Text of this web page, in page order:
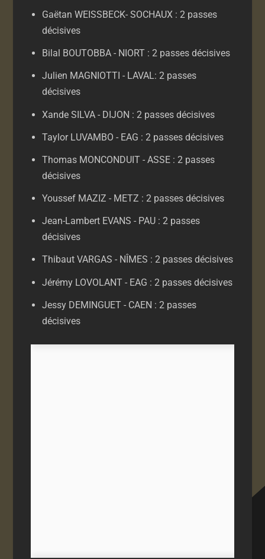
Gaëtan WEISSBECK- SOCHAUX : 2 passes
décisives
Bilal BOUTOBBA - NIORT : 2 passes décisives
Julien MAGNIOTTI - LAVAL: 2 passes
décisives
Xande SILVA - DIJON : 2 passes décisives
Taylor LUVAMBO - EAG : 2 passes décisives
Thomas MONCONDUIT - ASSE : 2 passes
décisives
Youssef MAZIZ - METZ : 2 passes décisives
Jean-Lambert EVANS - PAU : 2 passes
décisives
Thibaut VARGAS - NÎMES : 2 passes décisives
Jérémy LOVOLANT - EAG : 2 passes décisives
Jessy DEMINGUET - CAEN : 2 passes
décisives